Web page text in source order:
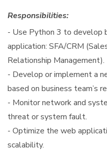
Responsibilities:
- Use Python 3 to develop
application: SFA/CRM
Relationship Management).
- Develop or implement a
based on business team’s
- Monitor network and
threat or system fault.
- Optimize the web
scalability.